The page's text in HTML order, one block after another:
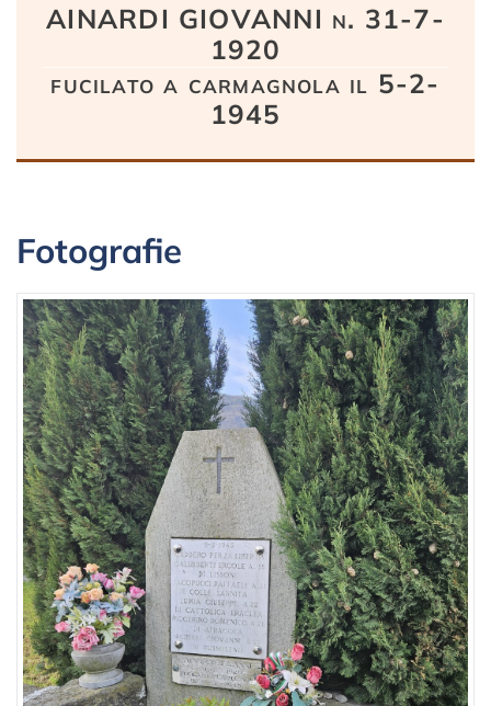
AINARDI GIOVANNI n. 31-7-
1920
fucilato a carmagnola il 5-2-
1945
Fotografie